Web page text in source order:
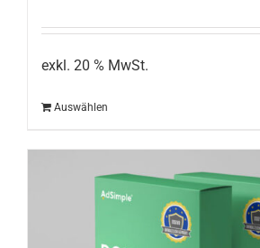
exkl. 20 % MwSt.
Auswählen